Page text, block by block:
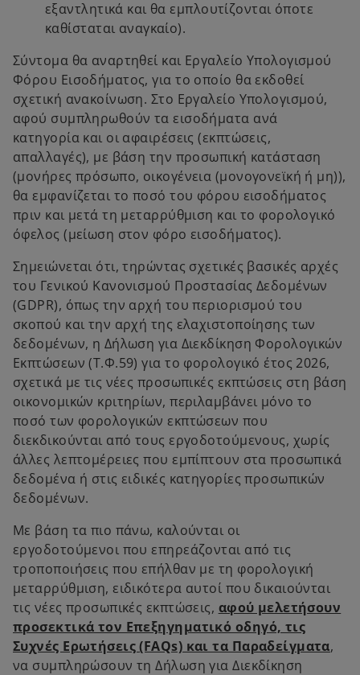
εξαντλητικά και θα εμπλουτίζονται όποτε
καθίσταται αναγκαίο).
Σύντομα θα αναρτηθεί και Εργαλείο Υπολογισμού
Φόρου Εισοδήματος, για το οποίο θα εκδοθεί
σχετική ανακοίνωση. Στο Εργαλείο Υπολογισμού,
αφού συμπληρωθούν τα εισοδήματα ανά
κατηγορία και οι αφαιρέσεις (εκπτώσεις,
απαλλαγές), με βάση την προσωπική κατάσταση
(μονήρες πρόσωπο, οικογένεια (μονογονεϊκή ή μη)),
θα εμφανίζεται το ποσό του φόρου εισοδήματος
πριν και μετά τη μεταρρύθμιση και το φορολογικό
όφελος (μείωση στον φόρο εισοδήματος).
Σημειώνεται ότι, τηρώντας σχετικές βασικές αρχές
του Γενικού Κανονισμού Προστασίας Δεδομένων
(GDPR), όπως την αρχή του περιορισμού του
σκοπού και την αρχή της ελαχιστοποίησης των
δεδομένων, η Δήλωση για Διεκδίκηση Φορολογικών
Εκπτώσεων (Τ.Φ.59) για το φορολογικό έτος 2026,
σχετικά με τις νέες προσωπικές εκπτώσεις στη βάση
οικονομικών κριτηρίων, περιλαμβάνει μόνο το
ποσό των φορολογικών εκπτώσεων που
διεκδικούνται από τους εργοδοτούμενους, χωρίς
άλλες λεπτομέρειες που εμπίπτουν στα προσωπικά
δεδομένα ή στις ειδικές κατηγορίες προσωπικών
δεδομένων.
Με βάση τα πιο πάνω, καλούνται οι
εργοδοτούμενοι που επηρεάζονται από τις
τροποποιήσεις που επήλθαν με τη φορολογική
μεταρρύθμιση, ειδικότερα αυτοί που δικαιούνται
τις νέες προσωπικές εκπτώσεις, αφού μελετήσουν
προσεκτικά τον Επεξηγηματικό οδηγό, τις
Συχνές Ερωτήσεις (FAQs) και τα Παραδείγματα,
να συμπληρώσουν τη Δήλωση για Διεκδίκηση